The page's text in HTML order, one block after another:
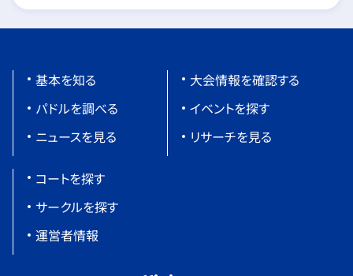
基本を知る
パドルを調べる
ニュースを見る
大会情報を確認する
イベントを探す
リサーチを見る
コートを探す
サークルを探す
運営者情報